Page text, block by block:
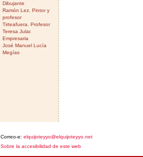
Dibujante
Ramón Lez. Pintor y
profesor
Tirteafuera. Profesor
Teresa Jular.
Empresaria
José Manuel Lucía
Megías
Correo-e: elquijoteyyo@elquijoteyyo.net
Sobre la accesibilidad de este web